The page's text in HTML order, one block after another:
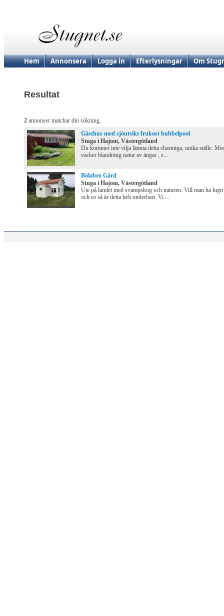
Hem Annonsera Logga in Efterlysningar Om
Resultat
2 annonser matchar din sökning.
Gästhus med sjöutsikt frukost bubbelpool
Stuga i Hajom, Västergötland
Du kommer inte vilja lämna detta charmiga, unika ställe.
vacker blandning natur av ängar , s...
Bölabro Gård
Stuga i Hajom, Västergötland
Ute på landet med svampskog och naturen. Vill man ha lugn
och ro så är detta helt underbart. Vi ...